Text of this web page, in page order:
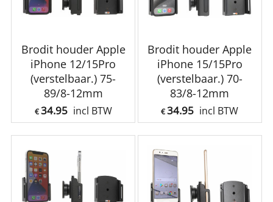
Brodit houder Apple
iPhone 12/15Pro
(verstelbaar.) 75-
89/8-12mm
€ 34.95 incl BTW
Brodit houder Apple
iPhone 15/15Pro
(verstelbaar.) 70-
83/8-12mm
€ 34.95 incl BTW